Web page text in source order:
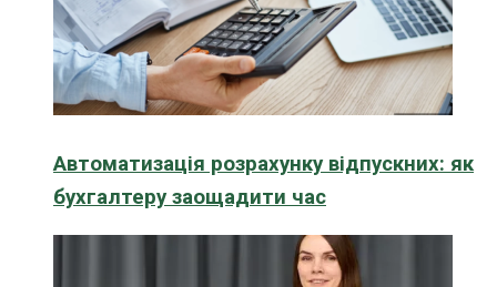
Автоматизація розрахунку відпускних: як
бухгалтеру заощадити час